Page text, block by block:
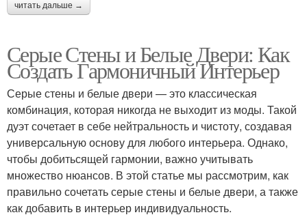
читать дальше →
Серые Стены и Белые Двери: Как
Создать Гармоничный Интерьер
Серые стены и белые двери — это классическая
комбинация, которая никогда не выходит из моды. Такой
дуэт сочетает в себе нейтральность и чистоту, создавая
универсальную основу для любого интерьера. Однако,
чтобы добитьсящей гармонии, важно учитывать
множество нюансов. В этой статье мы рассмотрим, как
правильно сочетать серые стены и белые двери, а также
как добавить в интерьер индивидуальность.